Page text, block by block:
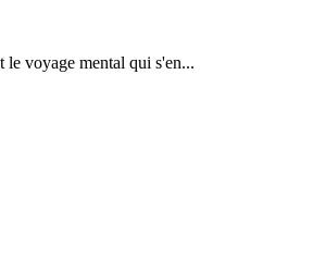
le voyage mental qui s'en...